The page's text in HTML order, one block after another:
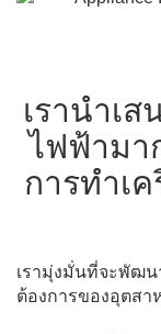
เรานําเ
ไฟฟ้ามา
การทําเ
เรามุ่งมั่นที่จะพัฒน
ต้องการของอุตสา